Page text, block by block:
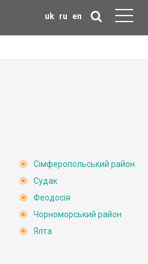
uk ru en
Сімферопольський район
Судак
Феодосія
Чорноморський район
Ялта